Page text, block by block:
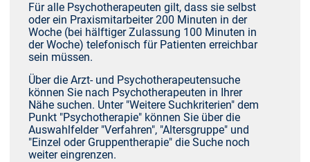
Für alle Psychotherapeuten gilt, dass sie selbst
oder ein Praxismitarbeiter 200 Minuten in der
Woche (bei hälftiger Zulassung 100 Minuten in
der Woche) telefonisch für Patienten erreichbar
sein müssen.
Über die Arzt- und Psychotherapeutensuche
können Sie nach Psychotherapeuten in Ihrer
Nähe suchen. Unter "Weitere Suchkriterien" dem
Punkt "Psychotherapie" können Sie über die
Auswahlfelder "Verfahren", "Altersgruppe" und
"Einzel oder Gruppentherapie" die Suche noch
weiter eingrenzen.